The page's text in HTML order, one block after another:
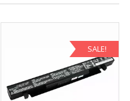
SALE!